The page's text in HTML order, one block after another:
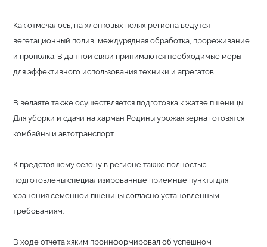
Как отмечалось, на хлопковых полях региона ведутся
вегетационный полив, междурядная обработка, прореживание
и прополка. В данной связи принимаются необходимые меры
для эффективного использования техники и агрегатов.
В велаяте также осуществляется подготовка к жатве пшеницы.
Для уборки и сдачи на харман Родины урожая зерна готовятся
комбайны и автотранспорт.
К предстоящему сезону в регионе также полностью
подготовлены специализированные приёмные пункты для
хранения семенной пшеницы согласно установленным
требованиям.
В ходе отчёта хяким проинформировал об успешном